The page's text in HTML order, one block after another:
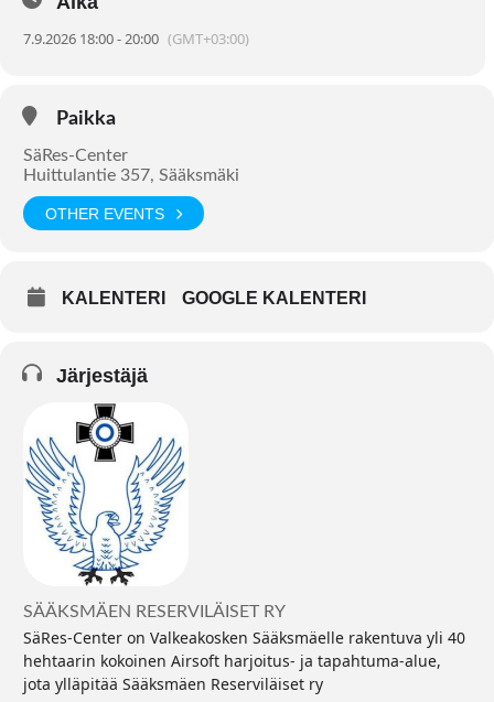
7.9.2026 18:00 - 20:00 (GMT+03:00)
Paikka
SäRes-Center
Huittulantie 357, Sääksmäki
OTHER EVENTS
KALENTERI GOOGLE KALENTERI
Järjestäjä
SÄÄKSMÄEN RESERVILÄISET RY
SäRes-Center on Valkeakosken Sääksmäelle rakentuva yli 40
hehtaarin kokoinen Airsoft harjoitus- ja tapahtuma-alue,
jota ylläpitää Sääksmäen Reserviläiset ry